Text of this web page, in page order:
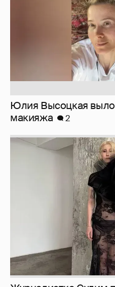
Юлия Высоцкая
макияжа
2